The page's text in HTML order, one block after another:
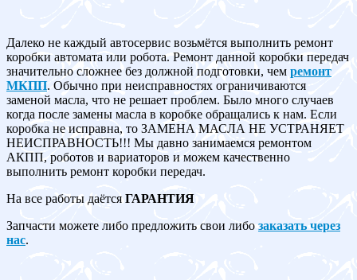
Далеко не каждый автосервис возьмётся выполнить ремонт
коробки автомата или робота. Ремонт данной коробки передач
значительно сложнее без должной подготовки, чем ремонт
МКПП. Обычно при неисправностях ограничиваются
заменой масла, что не решает проблем. Было много случаев
когда после замены масла в коробке обращались к нам. Если
коробка не исправна, то ЗАМЕНА МАСЛА НЕ УСТРАНЯЕТ
НЕИСПРАВНОСТЬ!!! Мы давно занимаемся ремонтом
АКПП, роботов и вариаторов и можем качественно
выполнить ремонт коробки передач.
На все работы даётсяГАРАНТИЯ
Запчасти можете либо предложить свои либо заказать через
нас.